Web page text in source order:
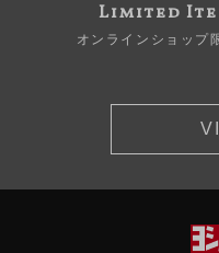
Limited
オンラインショップ